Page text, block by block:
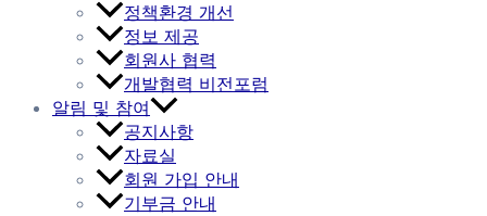
정책환경 개선
정보 제공
회원사 협력
개발협력 비전포럼
알림 및 참여
공지사항
자료실
회원 가입 안내
기부금 안내